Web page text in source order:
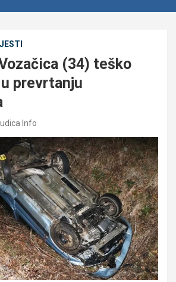
(34) teško
prevrtanju
Info